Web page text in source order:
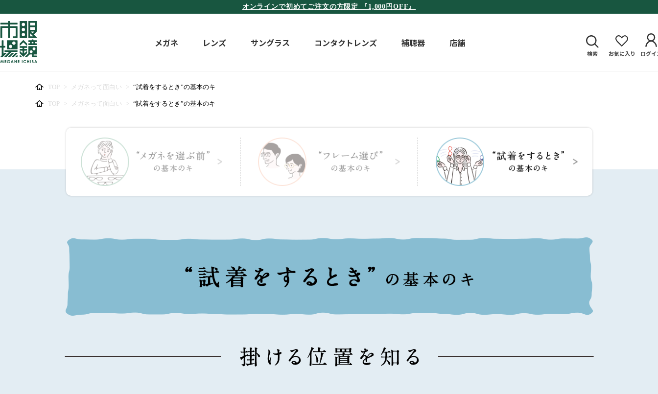
オンラインで初めてご注文の方限定 『1,000円OFF』
メガネ レンズ サングラス コンタクトレンズ 補聴器 店舗
検索 お気に入り ログイ
TOP > メガネって面白い > “試着をするとき”の基本のキ
TOP > メガネって面白い > “試着をするとき”の基本のキ